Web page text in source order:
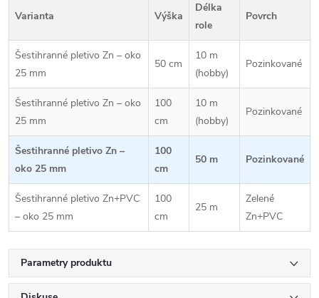
Varianta Výška
Délka
role
Povrch
Šestihranné pletivo Zn – oko
25 mm
50 cm
10 m
(hobby)
Pozinkované
Šestihranné pletivo Zn – oko
25 mm
100
cm
10 m
(hobby)
Pozinkované
Šestihranné pletivo Zn –
oko 25 mm
100
cm
50 m Pozinkované
Šestihranné pletivo Zn+PVC
– oko 25 mm
100
cm
25 m
Zelené
Zn+PVC
Parametry produktu